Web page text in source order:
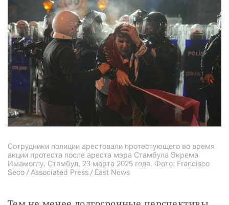
Сотрудники полиции арестовали протестующего во время
акции протеста после ареста мэра Стамбула Экрема
Имамоглу. Стамбул, 23 марта 2025 года. Фото: Francisco
Seco / Associated Press / East News